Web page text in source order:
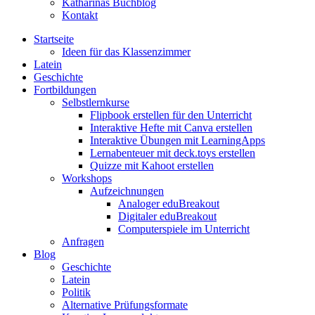
Katharinas Buchblog
Kontakt
Startseite
Ideen für das Klassenzimmer
Latein
Geschichte
Fortbildungen
Selbstlernkurse
Flipbook erstellen für den Unterricht
Interaktive Hefte mit Canva erstellen
Interaktive Übungen mit LearningApps
Lernabenteuer mit deck.toys erstellen
Quizze mit Kahoot erstellen
Workshops
Aufzeichnungen
Analoger eduBreakout
Digitaler eduBreakout
Computerspiele im Unterricht
Anfragen
Blog
Geschichte
Latein
Politik
Alternative Prüfungsformate